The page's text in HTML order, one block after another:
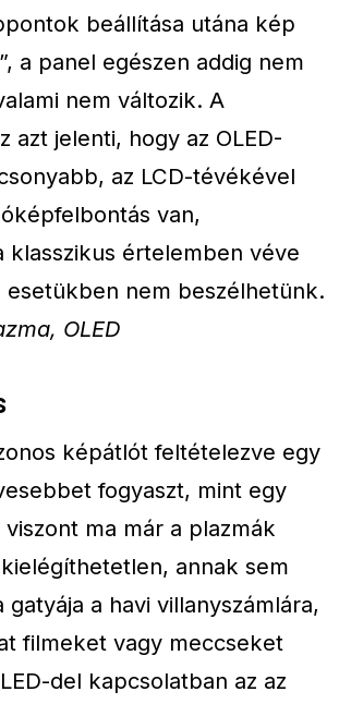
beállítása utána kép
a panel egészen addig nem
nem változik. A
azt jelenti, hogy az OLED-
az LCD-tévékével
van,
klasszikus értelemben véve
esetükben nem beszélhetünk.
OLED
képátlót feltételezve egy
fogyaszt, mint egy
ma már a plazmák
annak sem
gatyája a havi villanyszámlára,
filmeket vagy meccseket
del kapcsolatban az az